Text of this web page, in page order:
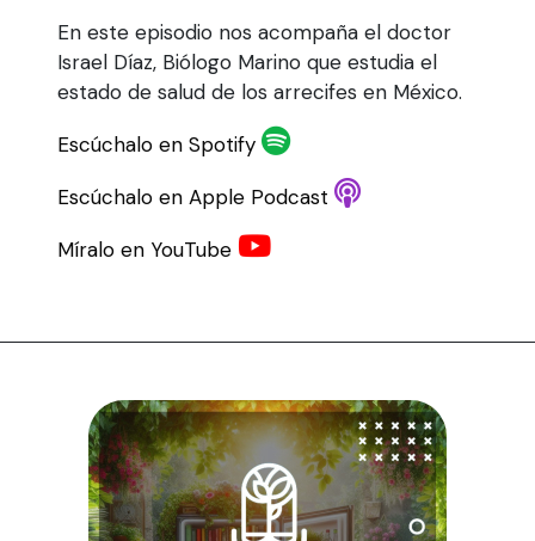
En este episodio nos acompaña el doctor
Israel Díaz, Biólogo Marino que estudia el
estado de salud de los arrecifes en México.
Escúchalo en Spotify
Escúchalo en Apple Podcast
Míralo en YouTube